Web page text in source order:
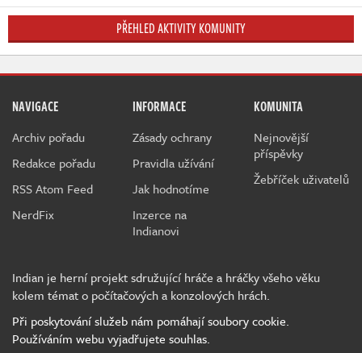
PŘEHLED AKTIVITY KOMUNITY
NAVIGACE
Archiv pořadu
Redakce pořadu
RSS Atom Feed
NerdFix
INFORMACE
Zásady ochrany
Pravidla užívání
Jak hodnotíme
Inzerce na
Indianovi
KOMUNITA
Nejnovější
příspěvky
Žebříček uživatelů
Indian je herní projekt sdružující hráče a hráčky všeho věku
kolem témat o počítačových a konzolových hrách.
Při poskytování služeb nám pomáhají soubory cookie.
Používáním webu vyjadřujete souhlas.